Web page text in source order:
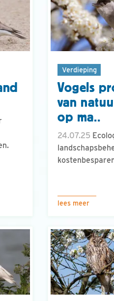
Verdieping
Vogels
van
op ma..
24.07.25
lees meer